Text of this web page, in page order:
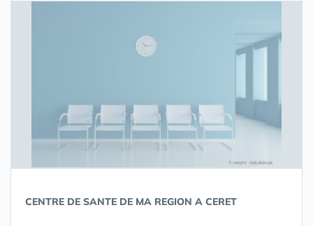
CENTRE DE SANTE DE MA REGION A CERET